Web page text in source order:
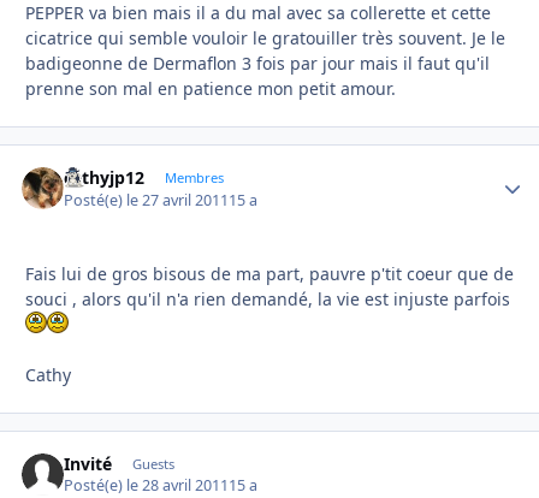
PEPPER va bien mais il a du mal avec sa collerette et cette
cicatrice qui semble vouloir le gratouiller très souvent. Je le
badigeonne de Dermaflon 3 fois par jour mais il faut qu'il
prenne son mal en patience mon petit amour.
cathyjp12 Membres
Posté(e) le 27 avril 201115 a
Fais lui de gros bisous de ma part, pauvre p'tit coeur que de
souci , alors qu'il n'a rien demandé, la vie est injuste parfois
Cathy
Invité Guests
Posté(e) le 28 avril 201115 a